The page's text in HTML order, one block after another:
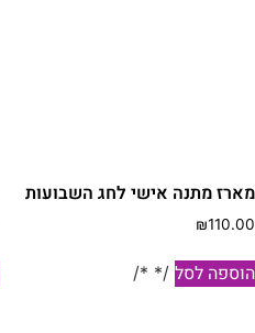
מתנה אישי לחג השבועות
₪
לסל /* */